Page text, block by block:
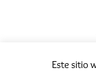
Este sitio